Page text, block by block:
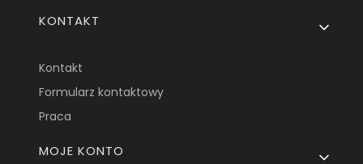
KONTAKT
Kontakt
Formularz kontaktowy
Praca
MOJE KONTO